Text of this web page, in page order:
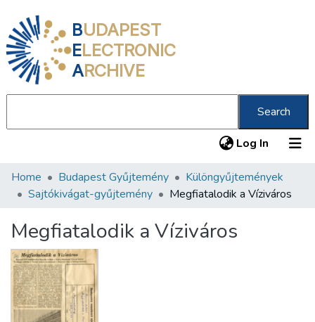
BUDAPEST
ELECTRONIC
ARCHIVE
Search
Log In (current)
Communities & Collections
Statistics
About us
Home Budapest Gyűjtemény
Különgyűjtemények
Sajtókivágat-gyűjtemény
Megfiatalodik a Víziváros
Megfiatalodik a Víziváros